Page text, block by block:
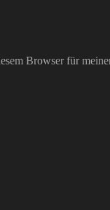
Browser für